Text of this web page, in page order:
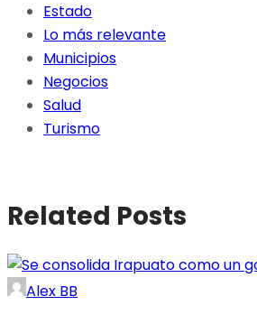
Estado
Lo más relevante
Municipios
Negocios
Salud
Turismo
Related Posts
Alex BB